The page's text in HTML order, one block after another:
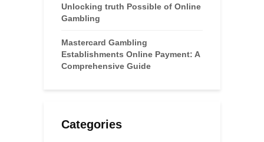
Unlocking truth Possible of Online
Gambling
Mastercard Gambling
Establishments Online Payment: A
Comprehensive Guide
Categories